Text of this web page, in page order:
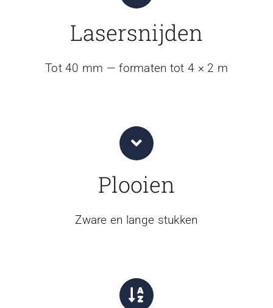
Lasersnijden
Tot 40 mm — formaten tot 4 × 2 m
Plooien
Zware en lange stukken